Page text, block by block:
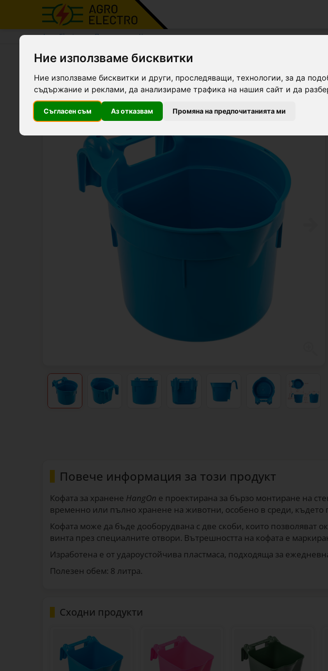
Ние използваме бисквитки
Ние използваме бисквитки и други, проследяващи, технологии, за да
съдържание и реклами, да анализираме трафика на нашия сайт и да
Съгласен съм Аз отказвам Промяна на предпочитанията ми
Agro Electro Продукти Хранилки
Кофа за хранене с конзола за окачване,
Повече информация за този продукт
Кофата за хранене HangOn е проектирана за бързо монтиране на
временно или пълно хранене на животни, особено в среди, където
Кофата може да бъде дооборудвана с две скоби, които позволяват
винта през специалните отвори. Вътрешността на кофата е
Изработена е от удароустойчива пластмаса, подходяща за
Полезен обем: 8 литра.
Сходни продукти